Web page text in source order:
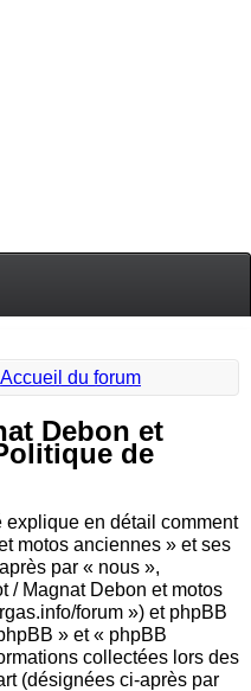
Accueil du forum
Debon et
de
en détail comment
motos anciennes » et ses
par « nous »,
/ Magnat Debon et motos
forum ») et phpBB
» et « phpBB
collectées lors des
(désignées ci-après par